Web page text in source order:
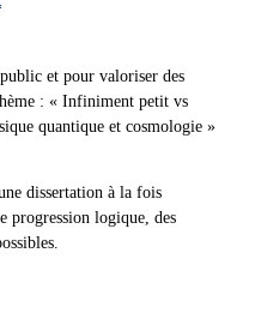
et pour valoriser des
: « Infiniment petit vs
quantique et cosmologie »
dissertation à la fois
progression logique, des